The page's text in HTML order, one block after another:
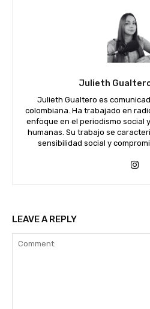
Julieth
Julieth Gualtero es
colombiana. Ha trabajado en
enfoque en el periodismo social
humanas. Su trabajo se
sensibilidad social y
LEAVE A REPLY